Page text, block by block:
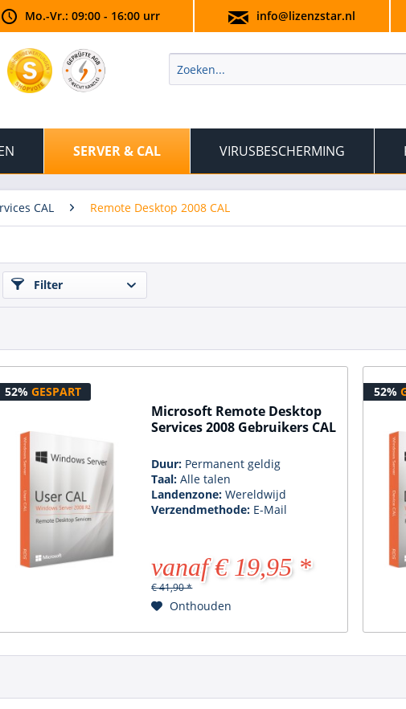
Mo.-Vr.: 09:00 - 16:00 urr info@lizenzstar.nl
SERVER & CAL VIRUSBESCHERMING
CAL Remote Desktop 2008 CAL
Filter
52% GESPART
Microsoft Remote Desktop
Services 2008 Gebruikers CAL
Duur: Permanent geldig
Taal:Alle talen
Landenzone:Wereldwijd
Verzendmethode: E-Mail
vanaf € 19,95 *
€ 41,90 *
Onthouden
52%